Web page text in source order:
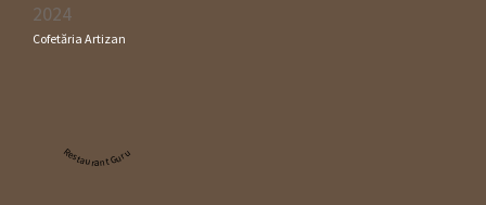
2024
Cofetăria Artizan
Restaurant Guru